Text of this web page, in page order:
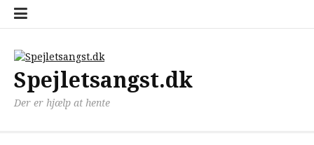
Spring
(EU)
Spejletsangst.dk
Der er hjælp at hente